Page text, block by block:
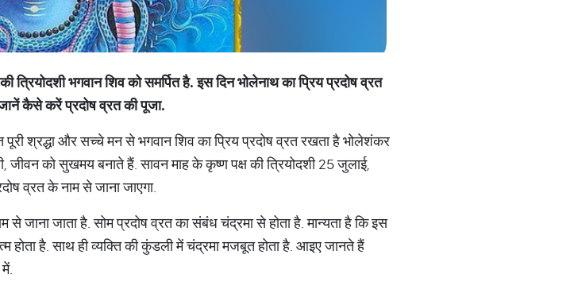
त्रियोदशी भगवान शिव को समर्पित है. इस दिन भोलेनाथ का प्रिय प्रदोष व्रत
कैसे करें प्रदोष व्रत की पूजा.
पूरी श्रद्धा और सच्चे मन से भगवान शिव का प्रिय प्रदोष व्रत रखता है भोलेशंकर
को सुखमय बनाते हैं. सावन माह के कृष्ण पक्ष की त्रियोदशी 25 जुलाई,
व्रत के नाम से जाना जाएगा.
से जाना जाता है. सोम प्रदोष व्रत का संबंध चंद्रमा से होता है. मान्यता है कि इस
है. साथ ही व्यक्ति की कुंडली में चंद्रमा मजबूत होता है. आइए जानते हैं